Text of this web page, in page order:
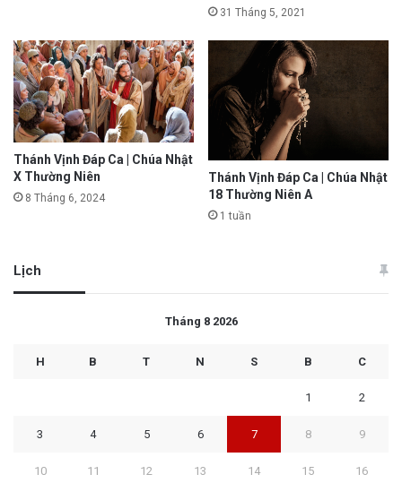
31 Tháng 5, 2021
Thánh Vịnh Đáp Ca | Chúa Nhật
X Thường Niên
8 Tháng 6, 2024
Thánh Vịnh Đáp Ca | Chúa Nhật
18 Thường Niên A
1 tuần
Lịch
Tháng 8 2026
H B T N S B C
1 2
3 4 5 6 7 8 9
10 11 12 13 14 15 16